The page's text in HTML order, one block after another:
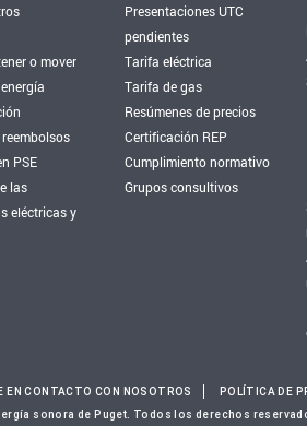
o mover
PSE
las
eléctricas y
Presentaciones UTC
pendientes
Tarifa eléctrica
Tarifa de gas
Resúmenes de precios
Certificación REP
Cumplimiento normativo
Grupos consultivos
EN CONTACTO CON NOSOTROS POLÍTICA DE
sonora de Puget. Todos los derechos